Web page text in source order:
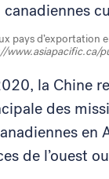
pays d’exportation
www.asiapacific.ca/
la Chine
des
en
de l’ouest